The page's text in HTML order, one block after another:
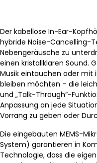
Der kabellose In-Ear-
hybride Noise-Cancelling-
Nebengeräusche zu
einen kristallklaren Sound.
Musik eintauchen oder mit
bleiben möchten – die
und „Talk-Through“-
Anpassung an jede
Vorrang zu geben oder
Die eingebauten MEMS-
System) garantieren in
Technologie, dass die